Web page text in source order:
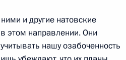
и другие натовские
этом направлении. Они
нашу озабоченность